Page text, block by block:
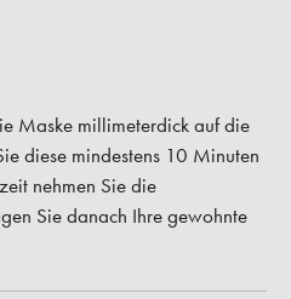
Maske millimeterdick auf die
diese mindestens 10 Minuten
nehmen Sie die
Sie danach Ihre gewohnte